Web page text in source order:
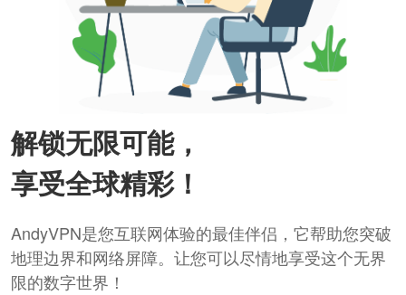
解锁无限可能，
享受全球精彩！
AndyVPN是您互联网体验的最佳伴侣，它帮助您突破
地理边界和网络屏障。让您可以尽情地享受这个无界
限的数字世界！